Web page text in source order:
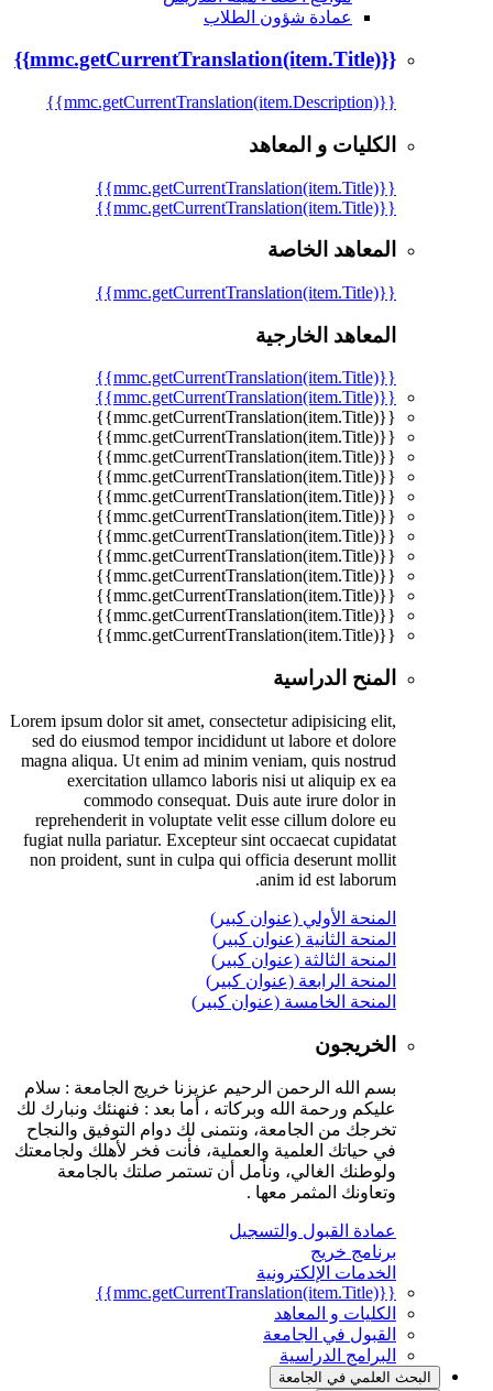
عمادة شؤون الطلاب
{{mmc.getCurrentTranslation(item.Title)}}
الكليات و المعاهد
المعاهد الخاصة
المعاهد الخارجية
{{mmc.getCurrentTranslation(item.Title)}}
{{mmc.getCurrentTranslation(item.Title)}}
{{mmc.getCurrentTranslation(item.Title)}}
{{mmc.getCurrentTranslation(item.Title)}}
{{mmc.getCurrentTranslation(item.Title)}}
{{mmc.getCurrentTranslation(item.Title)}}
{{mmc.getCurrentTranslation(item.Title)}}
{{mmc.getCurrentTranslation(item.Title)}}
{{mmc.getCurrentTranslation(item.Title)}}
{{mmc.getCurrentTranslation(item.Title)}}
{{mmc.getCurrentTranslation(item.Title)}}
{{mmc.getCurrentTranslation(item.Title)}}
{{mmc.getCurrentTranslation(item.Title)}}
المنح الدراسية
Lorem ipsum dolor sit amet, consectetur adipisicing elit,
sed do eiusmod tempor incididunt ut labore et dolore
magna aliqua. Ut enim ad minim veniam, quis nostrud
exercitation ullamco laboris nisi ut aliquip ex ea
commodo consequat. Duis aute irure dolor in
reprehenderit in voluptate velit esse cillum dolore eu
fugiat nulla pariatur. Excepteur sint occaecat cupidatat
non proident, sunt in culpa qui officia deserunt mollit
anim id est laborum.
المنحة الأولي (عنوان كبير)
المنحة الثانية (عنوان كبير)
المنحة الثالثة (عنوان كبير)
المنحة الرابعة (عنوان كبير)
المنحة الخامسة (عنوان كبير)
الخريجون
بسم الله الرحمن الرحيم عزيزنا خريج الجامعة : سلام
عليكم ورحمة الله وبركاته ، أما بعد : فنهنئك ونبارك لك
تخرجك من الجامعة، ونتمنى لك دوام التوفيق والنجاح
في حياتك العلمية والعملية، فأنت فخر لأهلك ولجامعتك
ولوطنك الغالي، ونأمل أن تستمر صلتك بالجامعة
وتعاونك المثمر معها .
عمادة القبول والتسجيل
برنامج خريج
الخدمات الإلكترونية
{{mmc.getCurrentTranslation(item.Title)}}
الكليات و المعاهد
القبول في الجامعة
البرامج الدراسية
البحث العلمي في الجامعة